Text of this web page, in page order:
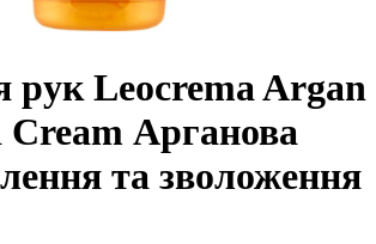
рук Leocrema Argan
Арганова
та зволоження